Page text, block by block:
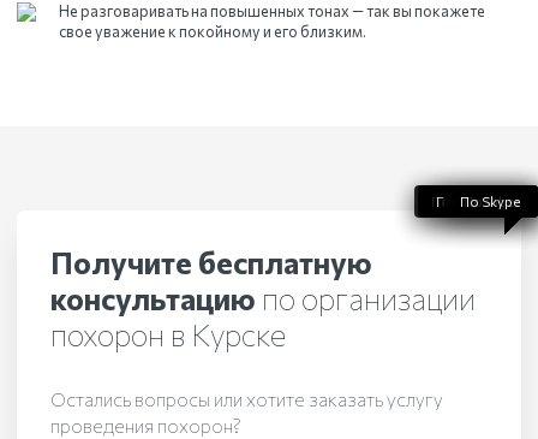
Не разговаривать на повышенных тонах — так вы покажете
свое уважение к покойному и его близким.
Получите бесплатную
консультацию по организации
похорон в Курске
Остались вопросы или хотите заказать услугу
проведения похорон?
По телефону
По WhatsApp
По Telegram
По Viber
По Skype